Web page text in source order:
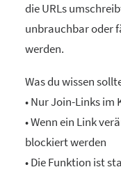
die URLs
unbrauchbar oder
werden.
Was du wissen
• Nur Join-Links
• Wenn ein Link
blockiert werden
• Die Funktion ist